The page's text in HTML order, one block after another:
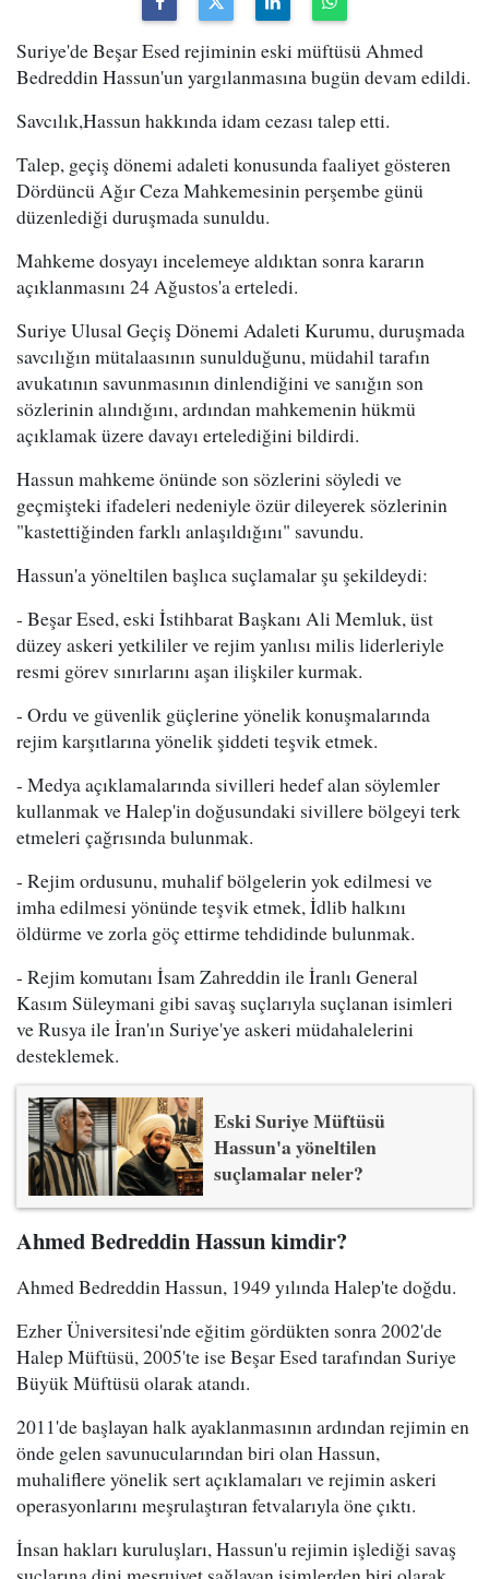
Suriye'de Beşar Esed rejiminin eski müftüsü Ahmed
Bedreddin Hassun'un yargılanmasına bugün devam edildi.
Savcılık,Hassun hakkında idam cezası talep etti.
Talep, geçiş dönemi adaleti konusunda faaliyet gösteren
Dördüncü Ağır Ceza Mahkemesinin perşembe günü
düzenlediği duruşmada sunuldu.
Mahkeme dosyayı incelemeye aldıktan sonra kararın
açıklanmasını 24 Ağustos'a erteledi.
Suriye Ulusal Geçiş Dönemi Adaleti Kurumu, duruşmada
savcılığın mütalaasının sunulduğunu, müdahil tarafın
avukatının savunmasının dinlendiğini ve sanığın son
sözlerinin alındığını, ardından mahkemenin hükmü
açıklamak üzere davayı ertelediğini bildirdi.
Hassun mahkeme önünde son sözlerini söyledi ve
geçmişteki ifadeleri nedeniyle özür dileyerek sözlerinin
"kastettiğinden farklı anlaşıldığını" savundu.
Hassun'a yöneltilen başlıca suçlamalar şu şekildeydi:
- Beşar Esed, eski İstihbarat Başkanı Ali Memluk, üst
düzey askeri yetkililer ve rejim yanlısı milis liderleriyle
resmi görev sınırlarını aşan ilişkiler kurmak.
- Ordu ve güvenlik güçlerine yönelik konuşmalarında
rejim karşıtlarına yönelik şiddeti teşvik etmek.
- Medya açıklamalarında sivilleri hedef alan söylemler
kullanmak ve Halep'in doğusundaki sivillere bölgeyi terk
etmeleri çağrısında bulunmak.
- Rejim ordusunu, muhalif bölgelerin yok edilmesi ve
imha edilmesi yönünde teşvik etmek, İdlib halkını
öldürme ve zorla göç ettirme tehdidinde bulunmak.
- Rejim komutanı İsam Zahreddin ile İranlı General
Kasım Süleymani gibi savaş suçlarıyla suçlanan isimleri
ve Rusya ile İran'ın Suriye'ye askeri müdahalelerini
desteklemek.
Eski Suriye Müftüsü
Hassun'a yöneltilen
suçlamalar neler?
Ahmed Bedreddin Hassun kimdir?
Ahmed Bedreddin Hassun, 1949 yılında Halep'te doğdu.
Ezher Üniversitesi'nde eğitim gördükten sonra 2002'de
Halep Müftüsü, 2005'te ise Beşar Esed tarafından Suriye
Büyük Müftüsü olarak atandı.
2011'de başlayan halk ayaklanmasının ardından rejimin en
önde gelen savunucularından biri olan Hassun,
muhaliflere yönelik sert açıklamaları ve rejimin askeri
operasyonlarını meşrulaştıran fetvalarıyla öne çıktı.
İnsan hakları kuruluşları, Hassun'u rejimin işlediği savaş